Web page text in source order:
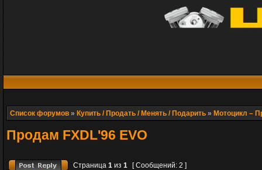
Список форумов » Купить / Продать / Менять / Подарить » Мотоцикл –
Продам FXDL'96 EVO
Страница 1 из 1
[ Сообщений: 2 ]